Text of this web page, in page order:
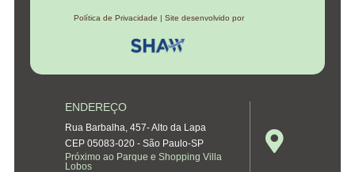
Política de Privacidade | Site desenvolvido por
ENDEREÇO
Rua Barbalha, 457- Alto da Lapa
CEP 05083-020 - São Paulo-SP
Próximo ao Parque e Shopping Villa
Lobos